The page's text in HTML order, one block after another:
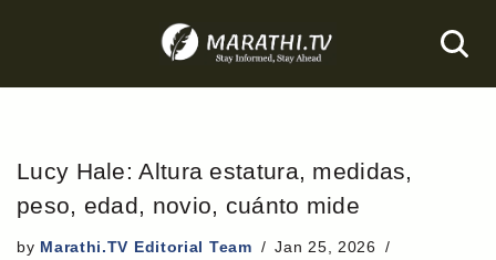
to
Lucy Hale: Altura estatura, medidas,
peso, edad, novio, cuánto mide
by Marathi.TV Editorial Team
Jan 25, 2026